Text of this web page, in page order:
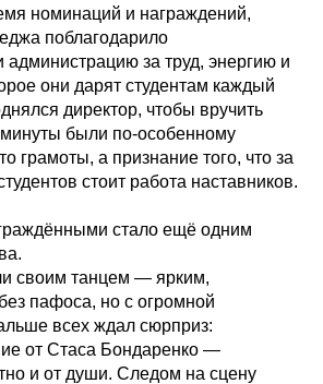
номинаций и награждений,
поблагодарило
администрацию за труд, энергию и
они дарят студентам каждый
директор, чтобы вручить
были по‑особенному
грамоты, а признание того, что за
стоит работа наставников.
стало ещё одним
своим танцем — ярким,
пафоса, но с огромной
всех ждал сюрприз:
от Стаса Бондаренко —
и от души. Следом на сцену